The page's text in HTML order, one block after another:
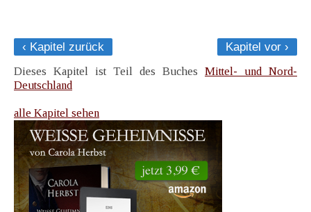
‹ Kapitel zurück
Kapitel vor ›
Dieses Kapitel ist Teil des Buches Mittel- und Nord-
Deutschland
alle Kapitel sehen